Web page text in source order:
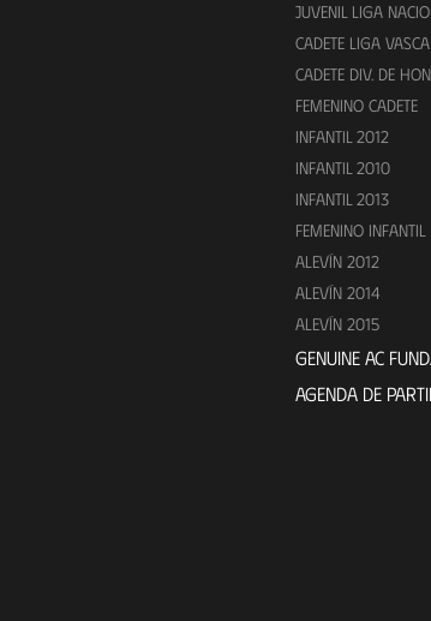
JUVENIL LIGA
CADETE LIGA VASCA
CADETE DIV. DE
FEMENINO CADETE
INFANTIL 2012
INFANTIL 2010
INFANTIL 2013
FEMENINO INFANTIL
ALEVÍN 2012
ALEVÍN 2014
ALEVÍN 2015
GENUINE AC
AGENDA DE